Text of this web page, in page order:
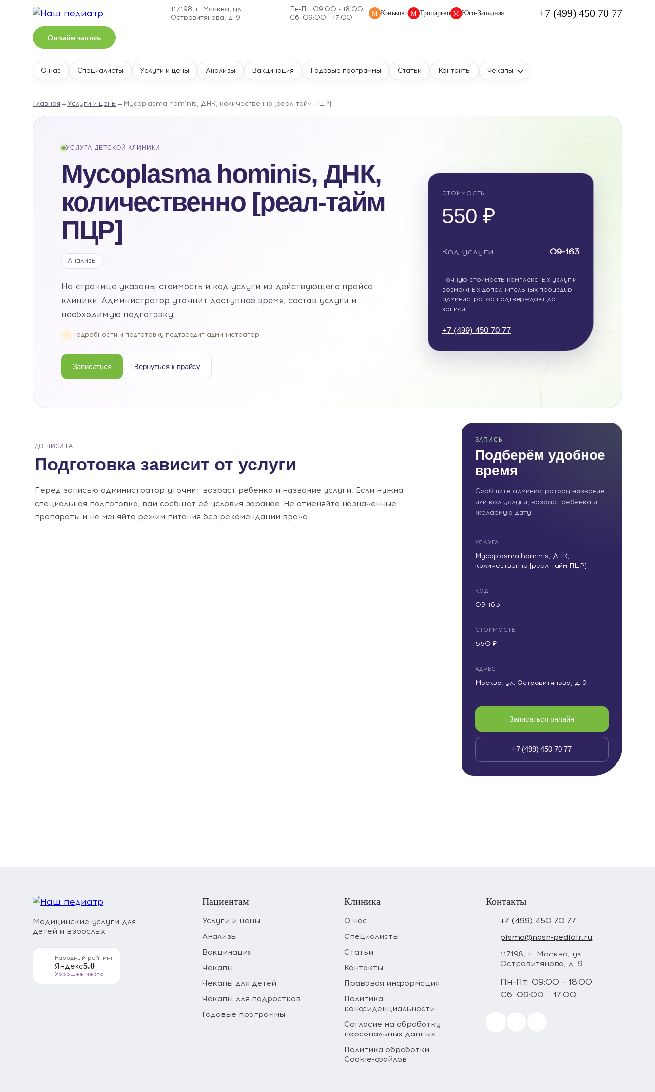
117198, г. Москва, ул.
Островитянова, д. 9
Пн-Пт: 09:00 - 18:00
Сб: 09:00 - 17:00
М Коньково М Тропарево М Юго-Западная +7 (499) 450 70 77
Онлайн запись
О нас Специалисты Услуги и цены Анализы Вакцинация Годовые программы Статьи Контакты Чекапы
Главная → Услуги и цены → Mycoplasma hominis, ДНК, количественно [реал-тайм ПЦР]
УСЛУГА ДЕТСКОЙ КЛИНИКИ
Mycoplasma hominis, ДНК,
количественно [реал-тайм
ПЦР]
Анализы
На странице указаны стоимость и код услуги из действующего прайса
клиники. Администратор уточнит доступное время, состав услуги и
необходимую подготовку.
i Подробности и подготовку подтвердит администратор
Записаться Вернуться к прайсу
СТОИМОСТЬ
550 ₽
Код услуги 09-163
Точную стоимость комплексных услуг и
возможных дополнительных процедур
администратор подтверждает до
записи.
+7 (499) 450 70 77
ДО ВИЗИТА
Подготовка зависит от услуги
Перед записью администратор уточнит возраст ребёнка и название услуги. Если нужна
специальная подготовка, вам сообщат её условия заранее. Не отменяйте назначенные
препараты и не меняйте режим питания без рекомендации врача.
ЗАПИСЬ
Подберём удобное
время
Сообщите администратору название
или код услуги, возраст ребёнка и
желаемую дату.
УСЛУГА
Mycoplasma hominis, ДНК,
количественно [реал-тайм ПЦР]
КОД
09-163
СТОИМОСТЬ
550 ₽
АДРЕС
Москва, ул. Островитянова, д. 9
Записаться онлайн
+7 (499) 450 70 77
Медицинские услуги для
детей и взрослых
Народный рейтинг
Яндекс5.0
Хорошее место
Пациентам
Услуги и цены
Анализы
Вакцинация
Чекапы
Чекапы для детей
Чекапы для подростков
Годовые программы
Клиника
О нас
Специалисты
Статьи
Контакты
Правовая информация
Политика
конфиденциальности
Согласие на обработку
персональных данных
Политика обработки
Cookie-файлов
Контакты
+7 (499) 450 70 77
pismo@nash-pediatr.ru
117198, г. Москва, ул.
Островитянова, д. 9
Пн-Пт: 09:00 - 18:00
Сб: 09:00 - 17:00